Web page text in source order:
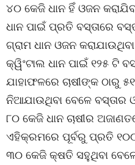
୪୦ କେଜି ଧାନ ହିଁ ଓଜନ
ଧାନ ପାଇଁ ପ୍ରତି ବସ୍ତାରେ
ଗ୍ରାମ ଧାନ ଓଜନ
କ୍ୱିଂଟାଲ ଧାନ ପାଇଁ ୧୨୫ ଟି
ଯାହାଫଳରେ ଚାଷୀଙ୍କ ଠାରୁ
ନିଆଯାଉଥିବା ବେଳେ ବସ୍ତାର
୮୦ କେଜି ଧାନ ଚାଷୀର
ଏହିକ୍ରମରେ ପୂର୍ବରୁ ପ୍ରତି ୧୦୦
୩୦ କେଜି କ୍ଷତି ସହୁଥିବା